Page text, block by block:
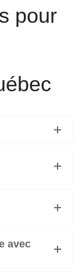
pour
avec